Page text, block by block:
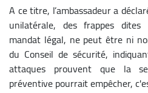
A ce titre, l’ambassadeur a
unilatérale, des frappes
mandat légal, ne peut être ni
du Conseil de sécurité,
attaques prouvent que la
préventive pourrait empêcher,